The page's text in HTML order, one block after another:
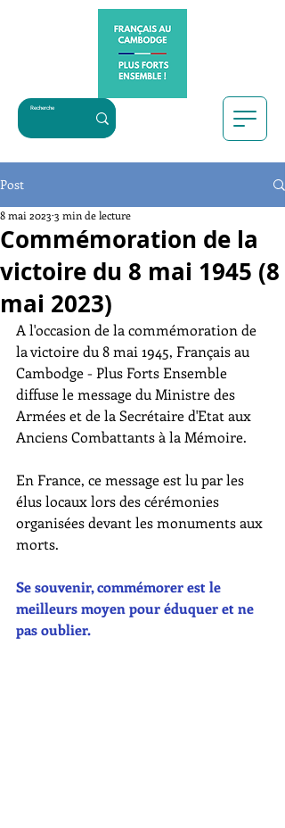
Post
Commémoration de la
victoire du 8 mai 1945 (8
mai 2023)
8 mai 2023 3 min de lecture
A l'occasion de la commémoration de
la victoire du 8 mai 1945, Français au
Cambodge - Plus Forts Ensemble
diffuse le message du Ministre des
Armées et de la Secrétaire d'Etat aux
Anciens Combattants à la Mémoire.
En France, ce message est lu par les
élus locaux lors des cérémonies
organisées devant les monuments aux
morts.
Se souvenir, commémorer est le
meilleurs moyen pour éduquer et ne
pas oublier.